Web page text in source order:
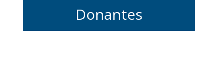
Donantes